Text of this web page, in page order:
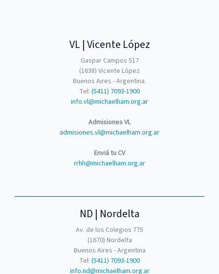
VL | Vicente López
Gaspar Campos 517
(1638) Vicente López
Buenos Aires - Argentina.
Tel: (5411) 7093-1900
info.vl@michaelham.org.ar
Admisiones VL
admisiones.vl@michaelham.org.ar
Enviá tu CV
rrhh@michaelham.org.ar
ND | Nordelta
Av. de los Colegios 775
(1670) Nordelta
Buenos Aires - Argentina
Tel: (5411) 7093-1900
info.nd@michaelham.org.ar